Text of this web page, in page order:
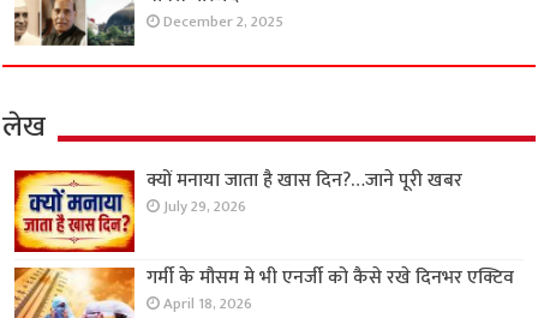
December 2, 2025
लेख
क्यों मनाया जाता है खास दिन?…जाने पूरी खबर
July 29, 2026
गर्मी के मौसम मे भी एनर्जी को कैसे रखे दिनभर एक्टिव
April 18, 2026